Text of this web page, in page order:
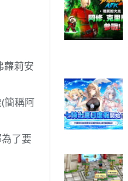
蘿莉安
簡稱阿
了要